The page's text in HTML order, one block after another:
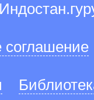
соглашение